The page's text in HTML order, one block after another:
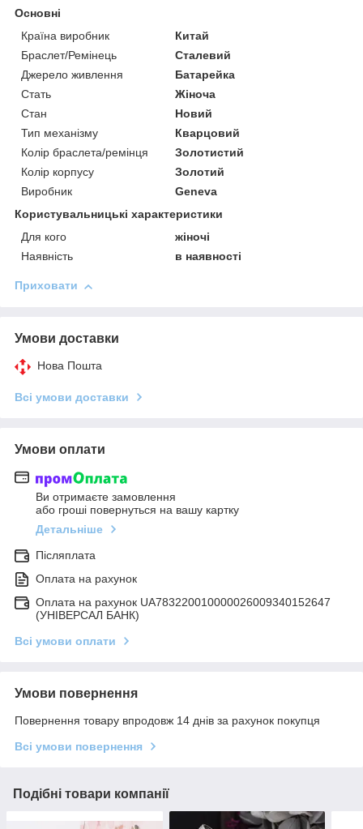
Основні
Країна виробник
Китай
Браслет/Ремінець
Сталевий
Джерело живлення
Батарейка
Стать
Жіноча
Стан
Новий
Тип механізму
Кварцовий
Колір браслета/ремінця
Золотистий
Колір корпусу
Золотий
Виробник
Geneva
Користувальницькі характеристики
Для кого
жіночі
Наявність
в наявності
Приховати
Умови доставки
Нова Пошта
Всі умови доставки
Умови оплати
Ви отримаєте замовлення
або гроші повернуться на вашу картку
Детальніше
Післяплата
Оплата на рахунок
Оплата на рахунок UA783220010000026009340152647
(УНІВЕРСАЛ БАНК)
Всі умови оплати
Умови повернення
Повернення товару впродовж 14 днів за рахунок покупця
Всі умови повернення
Подібні товари компанії